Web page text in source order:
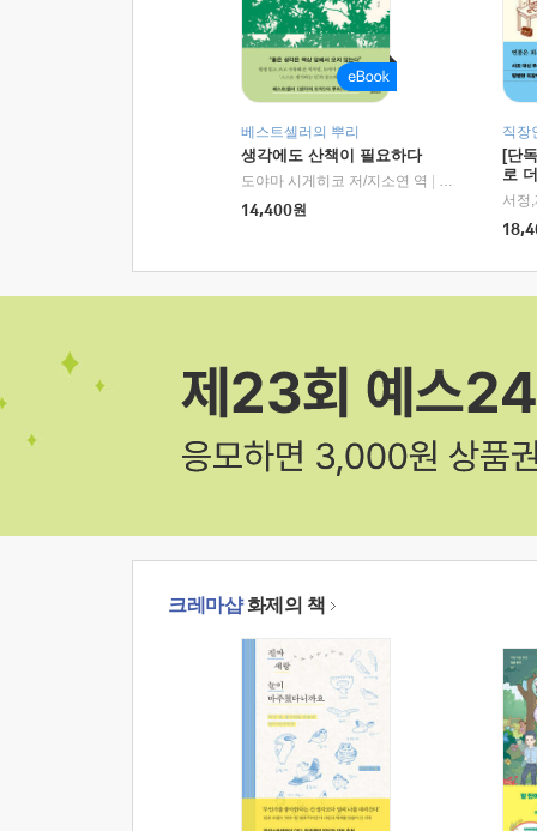
베스트셀러의 뿌리
생각에도 산책이 필요하다
도야마 시게히코 저/지소연 역
알에이치코리
14,400원
직장
[단
로
크레마샵화제의 책